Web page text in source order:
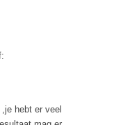
hebt er veel